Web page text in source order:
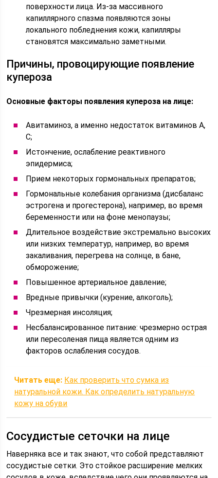
поверхности лица. Из-за массивного
капиллярного спазма появляются зоны
локального побледнения кожи, капилляры
становятся максимально заметными.
Причины, провоцирующие появление
купероза
Основные факторы появления купероза на лице:
Авитаминоз, а именно недостаток витаминов А,
С;
Истончение, ослабление реактивного
эпидермиса;
Прием некоторых гормональных препаратов;
Гормональные колебания организма (дисбаланс
эстрогена и прогестерона), например, во время
беременности или на фоне менопаузы;
Длительное воздействие экстремально высоких
или низких температур, например, во время
закаливания, перегрева на солнце, в бане,
обморожение;
Повышенное артериальное давление;
Вредные привычки (курение, алкоголь);
Чрезмерная инсоляция;
Несбалансированное питание: чрезмерно острая
или пересоленая пища является одним из
факторов ослабления сосудов.
Читать еще: Как проверить что сумка из
натуральной кожи. Как определить натуральную
кожу на обуви
Сосудистые сеточки на лице
Наверняка все и так знают, что собой представляют
сосудистые сетки. Это стойкое расширение мелких